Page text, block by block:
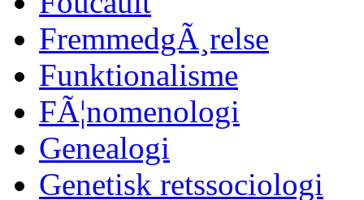
FremmedgÃ¸relse
Funktionalisme
FÃ¦nomenologi
Genealogi
Genetisk retssociologi